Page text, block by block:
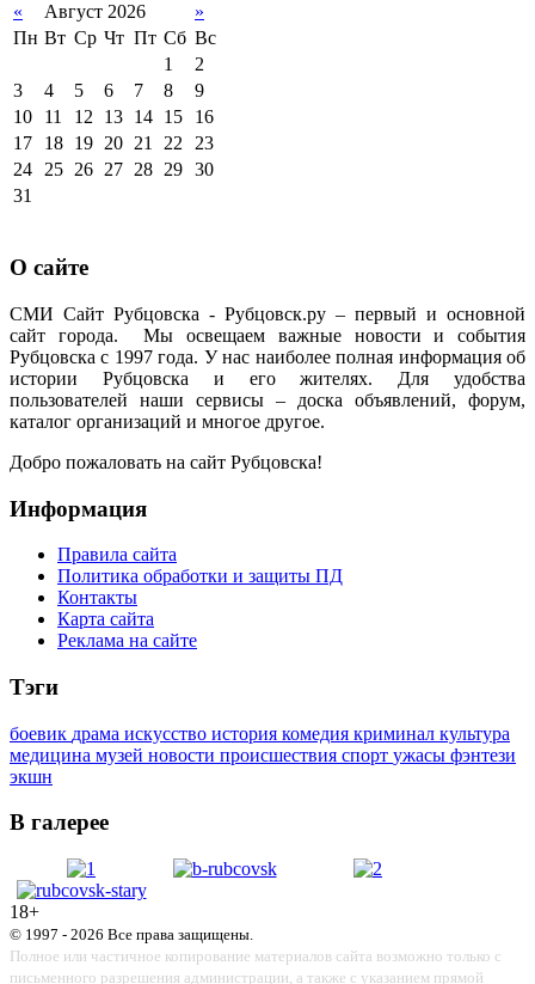
« Август 2026
»
Пн Вт Ср Чт Пт Сб Вс
1
2
3
4 5 6 7 8
9
10
11 12 13 14 15
16
17
18 19 20 21 22
23
24
25 26 27 28 29 30
31
О сайте
СМИ Сайт Рубцовска - Рубцовск.ру – первый и основной
сайт города. Мы освещаем важные новости и события
Рубцовска с 1997 года. У нас наиболее полная информация об
истории Рубцовска и его жителях. Для удобства
пользователей наши сервисы – доска объявлений, форум,
каталог организаций и многое другое.
Добро пожаловать на сайт Рубцовска!
Информация
Правила сайта
Политика обработки и защиты ПД
Контакты
Карта сайта
Реклама на сайте
Тэги
боевик драма искусство история комедия криминал культура
медицина музей новости происшествия спорт ужасы фэнтези
экшн
В галерее
18+
© 1997 - 2026 Все права защищены.
Полное или частичное копирование материалов сайта возможно только с
письменного разрешения администрации, а также с указанием прямой